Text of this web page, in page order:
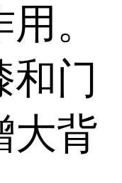
。
和门
大背